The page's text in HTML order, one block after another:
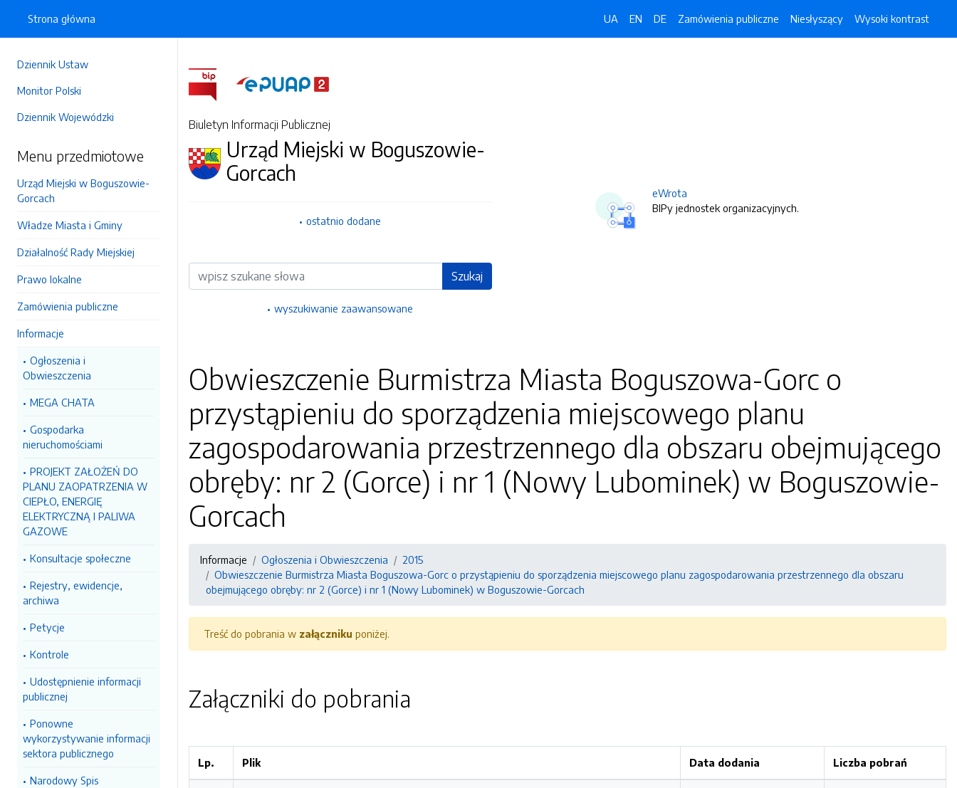
Dziennik Ustaw
Monitor Polski
Dziennik Wojewódzki
Menu przedmiotowe
Urząd Miejski w Boguszowie-
Gorcach
Władze Miasta i Gminy
Działalność Rady Miejskiej
Prawo lokalne
Zamówienia publiczne
Informacje
Ogłoszenia i
Obwieszczenia
MEGA CHATA
Gospodarka
nieruchomościami
PROJEKT ZAŁOŻEŃ DO
PLANU ZAOPATRZENIA W
CIEPŁO, ENERGIĘ
ELEKTRYCZNĄ I PALIWA
GAZOWE
Konsultacje społeczne
Rejestry, ewidencje,
archiwa
Petycje
Kontrole
Udostępnienie informacji
publicznej
Ponowne
wykorzystywanie informacji
sektora publicznego
Narodowy Spis
Strona główna UA EN DE Zamówienia publiczne Niesłyszący Wysoki kontrast
Biuletyn Informacji Publicznej
Urząd Miejski w Boguszowie-
Gorcach
ostatnio dodane
Wyszukiwarka Szukaj
wyszukiwanie zaawansowane
eWrota
BIPy jednostek organizacyjnych.
Obwieszczenie Burmistrza Miasta Boguszowa-Gorc o
przystąpieniu do sporządzenia miejscowego planu
zagospodarowania przestrzennego dla obszaru obejmującego
obręby: nr 2 (Gorce) i nr 1 (Nowy Lubominek) w Boguszowie-
Gorcach
Informacje Ogłoszenia i Obwieszczenia
2015
Obwieszczenie Burmistrza Miasta Boguszowa-Gorc o przystąpieniu do sporządzenia miejscowego planu zagospodarowania przestrzennego dla obszaru
obejmującego obręby: nr 2 (Gorce) i nr 1 (Nowy Lubominek) w Boguszowie-Gorcach
Treść do pobrania w załączniku poniżej.
Załączniki do pobrania
Lp. Plik Data dodania Liczba pobrań